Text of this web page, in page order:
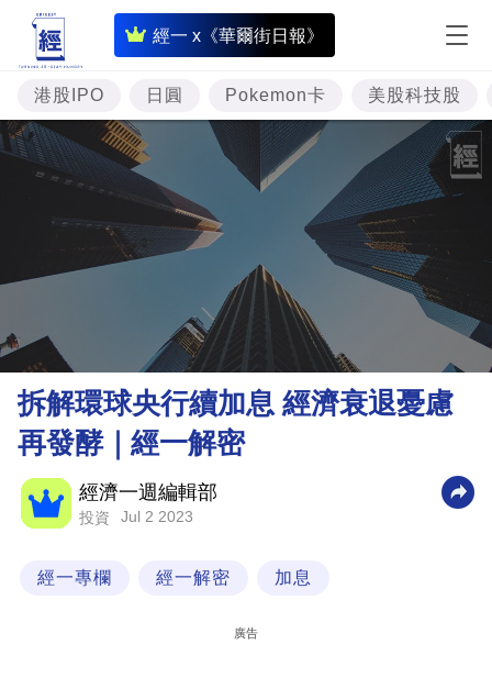
經一 x《華爾街日報》
即
時
財
經
專
資
理
財
商
業
科
港股IPO 日圓 Pokemon卡 美股科技股
拆解環球央行續加息 經濟衰退憂慮
再發酵｜經一解密
經濟一週編輯部
投資 Jul 2 2023
經一專欄 經一解密 加息
廣告